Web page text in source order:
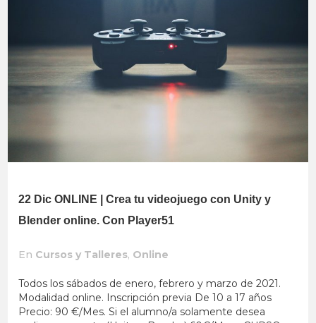
22 Dic ONLINE | Crea tu videojuego con Unity y
Blender online. Con Player51
En Cursos y Talleres, Online
Todos los sábados de enero, febrero y marzo de 2021.
Modalidad online. Inscripción previa De 10 a 17 años
Precio: 90 €/Mes. Si el alumno/a solamente desea